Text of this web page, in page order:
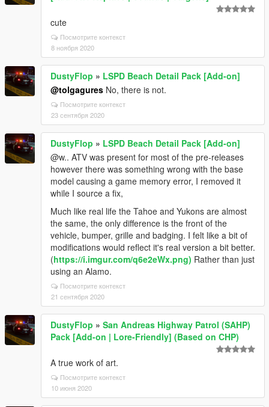
cute
Посмотрите контекст
8 ноября 2020
DustyFlop » LSPD Beach Detail Pack [Add-on]
@tolgagures No, there is not.
Посмотрите контекст
23 сентября 2020
DustyFlop » LSPD Beach Detail Pack [Add-on]
@w.. ATV was present for most of the pre-releases
however there was something wrong with the base
model causing a game memory error, I removed it
while I source a fix,
Much like real life the Tahoe and Yukons are almost
the same, the only difference is the front of the
vehicle, bumper, grille and badging. I felt like a bit of
modifications would reflect it's real version a bit better.
(https://i.imgur.com/q6e2eWx.png) Rather than just
using an Alamo.
Посмотрите контекст
21 сентября 2020
DustyFlop » San Andreas Highway Patrol (SAHP)
Pack [Add-on | Lore-Friendly] (Based on CHP)
A true work of art.
Посмотрите контекст
10 июня 2020